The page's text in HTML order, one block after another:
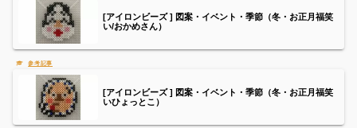
[アイロンビーズ ] 図案・イベント・季節（冬・お正月福笑
い/おかめさん）
[アイロンビーズ ] 図案・イベント・季節（冬・お正月福笑
いひょっとこ）